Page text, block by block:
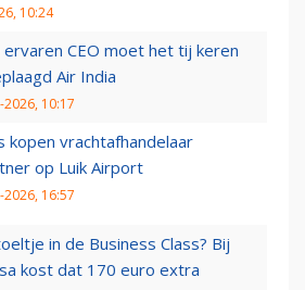
10:24
ervaren CEO moet het tij keren
Air India
2026, 10:17
kopen vrachtafhandelaar
op Luik Airport
2026, 16:57
in de Business Class? Bij
kost dat 170 euro extra